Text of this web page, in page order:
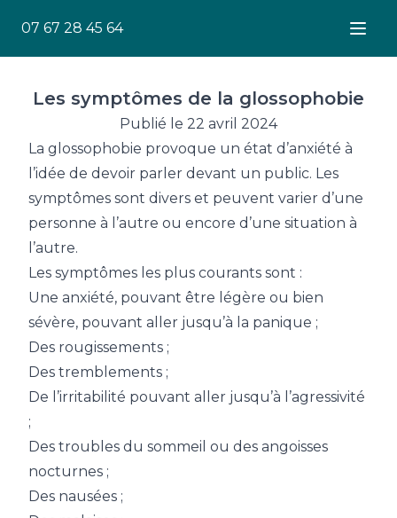
07 67 28 45 64
Les symptômes de la glossophobie
Publié le 22 avril 2024
La glossophobie provoque un état d’anxiété à
l’idée de devoir parler devant un public. Les
symptômes sont divers et peuvent varier d’une
personne à l’autre ou encore d’une situation à
l’autre.
Les symptômes les plus courants sont :
Une anxiété, pouvant être légère ou bien
sévère, pouvant aller jusqu’à la panique ;
Des rougissements ;
Des tremblements ;
De l’irritabilité pouvant aller jusqu’à l’agressivité
;
Des troubles du sommeil ou des angoisses
nocturnes ;
Des nausées ;